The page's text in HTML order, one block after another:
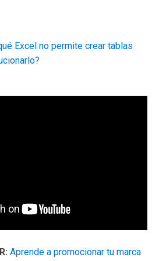
Excel no permite crear tablas
Aprende a promocionar tu marca